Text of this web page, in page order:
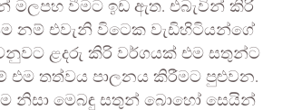
මලපහ වීමට ඉඩ ඇත. එබැවින් කිරි
නම් එවැනි විටෙක වැඩිහිටියන්ගේ
ළදරු කිරි වර්ගයක් එම සතුන්ට
එම තත්වය පාලනය කිරීමට පුළුවන.
නිසා මෙබඳු සතුන් බොහෝ සෙයින්